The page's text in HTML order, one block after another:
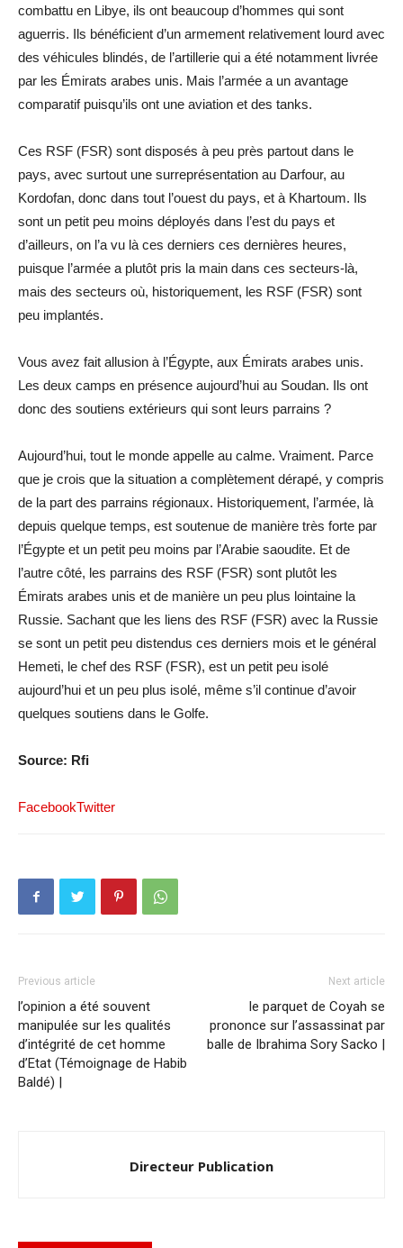
combattu en Libye, ils ont beaucoup d’hommes qui sont
aguerris. Ils bénéficient d’un armement relativement lourd avec
des véhicules blindés, de l’artillerie qui a été notamment livrée
par les Émirats arabes unis. Mais l’armée a un avantage
comparatif puisqu’ils ont une aviation et des tanks.
Ces RSF (FSR) sont disposés à peu près partout dans le
pays, avec surtout une surreprésentation au Darfour, au
Kordofan, donc dans tout l’ouest du pays, et à Khartoum. Ils
sont un petit peu moins déployés dans l’est du pays et
d’ailleurs, on l’a vu là ces derniers ces dernières heures,
puisque l’armée a plutôt pris la main dans ces secteurs-là,
mais des secteurs où, historiquement, les RSF (FSR) sont
peu implantés.
Vous avez fait allusion à l’Égypte, aux Émirats arabes unis.
Les deux camps en présence aujourd’hui au Soudan. Ils ont
donc des soutiens extérieurs qui sont leurs parrains ?
Aujourd’hui, tout le monde appelle au calme. Vraiment. Parce
que je crois que la situation a complètement dérapé, y compris
de la part des parrains régionaux. Historiquement, l’armée, là
depuis quelque temps, est soutenue de manière très forte par
l’Égypte et un petit peu moins par l’Arabie saoudite. Et de
l’autre côté, les parrains des RSF (FSR) sont plutôt les
Émirats arabes unis et de manière un peu plus lointaine la
Russie. Sachant que les liens des RSF (FSR) avec la Russie
se sont un petit peu distendus ces derniers mois et le général
Hemeti, le chef des RSF (FSR), est un petit peu isolé
aujourd’hui et un peu plus isolé, même s’il continue d’avoir
quelques soutiens dans le Golfe.
Source: Rfi
FacebookTwitter
Previous article
l’opinion a été souvent
manipulée sur les qualités
d’intégrité de cet homme
d’Etat (Témoignage de Habib
Baldé) |
Next article
le parquet de Coyah se
prononce sur l’assassinat par
balle de Ibrahima Sory Sacko |
Directeur Publication